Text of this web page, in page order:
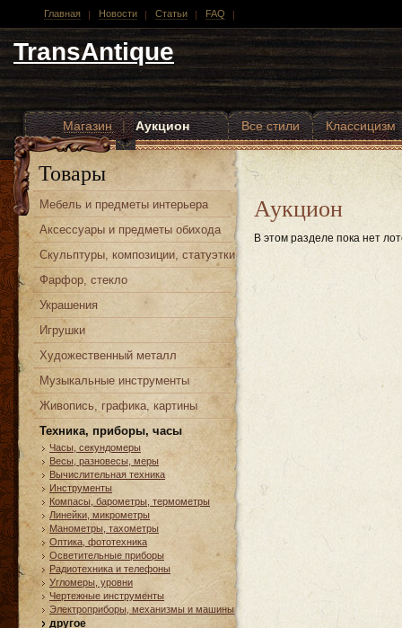
Главная Новости Статьи FAQ
TransAntique
Магазин | Аукцион Все стили
Классицизм
Другие стили
Товары
Мебель и предметы интерьера
Аксессуары и предметы обихода
Скульптуры, композиции, статуэтки
Фарфор, стекло
Украшения
Игрушки
Художественный металл
Музыкальные инструменты
Живопись, графика, картины
Техника, приборы, часы
Часы, cекундомеры
Весы, разновесы, меры
Вычислительная техника
Инструменты
Компасы, барометры, термометры
Линейки, микрометры
Манометры, тахометры
Оптика, фототехника
Осветительные приборы
Радиотехника и телефоны
Угломеры, уровни
Чертежные инструменты
Электроприборы, механизмы и машины
другое
Аукцион
В этом разделе пока нет